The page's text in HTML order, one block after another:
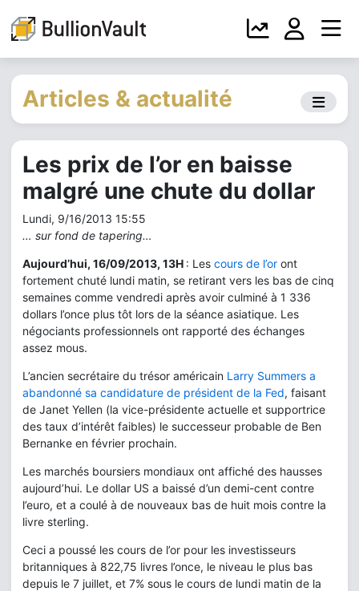
Articles & actualité
Les prix de l’or en baisse
malgré une chute du dollar
Lundi, 9/16/2013 15:55
… sur fond de tapering…
Aujourd’hui, 16/09/2013, 13H : Les cours de l’or ont
fortement chuté lundi matin, se retirant vers les bas de cinq
semaines comme vendredi après avoir culminé à 1 336
dollars l’once plus tôt lors de la séance asiatique. Les
négociants professionnels ont rapporté des échanges
assez mous.
L’ancien secrétaire du trésor américain Larry Summers a
abandonné sa candidature de président de la Fed, faisant
de Janet Yellen (la vice-présidente actuelle et supportrice
des taux d’intérêt faibles) le successeur probable de Ben
Bernanke en février prochain.
Les marchés boursiers mondiaux ont affiché des hausses
aujourd’hui. Le dollar US a baissé d’un demi-cent contre
l’euro, et a coulé à de nouveaux bas de huit mois contre la
livre sterling.
Ceci a poussé les cours de l’or pour les investisseurs
britanniques à 822,75 livres l’once, le niveau le plus bas
depuis le 7 juillet, et 7% sous le cours de lundi matin de la